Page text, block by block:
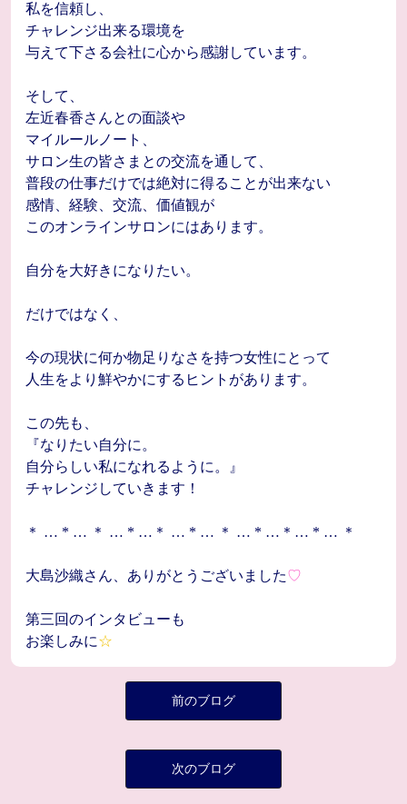
私を信頼し、
チャレンジ出来る環境を
与えて下さる会社に心から感謝しています。
そして、
左近春香さんとの面談や
マイルールノート、
サロン生の皆さまとの交流を通して、
普段の仕事だけでは絶対に得ることが出来ない
感情、経験、交流、価値観が
このオンラインサロンにはあります。
自分を大好きになりたい。
だけではなく、
今の現状に何か物足りなさを持つ女性にとって
人生をより鮮やかにするヒントがあります。
この先も、
『なりたい自分に。
自分らしい私になれるように。』
チャレンジしていきます！
＊ … * … ＊ … * …＊ … * … ＊ … * …＊… * … ＊
大島沙織さん、ありがとうございました♡
第三回のインタビューも
お楽しみに☆
前のブログ
次のブログ